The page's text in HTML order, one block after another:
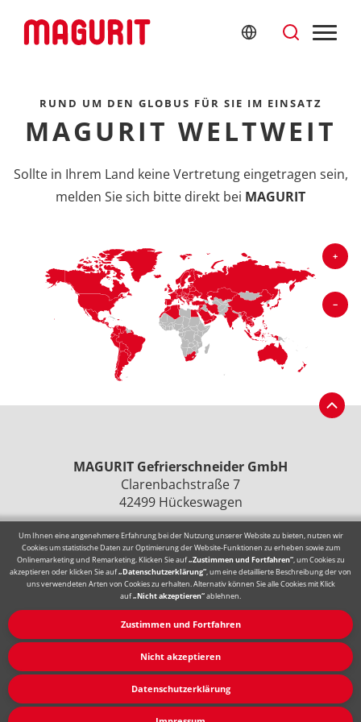
RUND UM DEN GLOBUS FÜR SIE IM EINSATZ
MAGURIT WELTWEIT
Sollte in Ihrem Land keine Vertretung eingetragen sein,
melden Sie sich bitte direkt bei MAGURIT
+
−
MAGURIT Gefrierschneider GmbH
Clarenbachstraße 7
42499 Hückeswagen
Fon+49 (0)2192 93639-0
Mailmagurit@magurit.de
» Datenschutzerklärung
» Impressum
© 2026 MAGURIT Gefrierschneider GmbH
Um Ihnen eine angenehmere Erfahrung bei der Nutzung unserer Website zu bieten, nutzen wir
Cookies um statistische Daten zur Optimierung der Website-Funktionen zu erheben sowie zum
Onlinemarketing und Remarketing. Klicken Sie auf„Zustimmen und Fortfahren“, um Cookies zu
akzeptieren oder klicken Sie auf„Datenschutzerklärung“, um eine detaillierte Beschreibung der von
uns verwendeten Arten von Cookies zu erhalten. Alternativ können Sie alle Cookies mit Klick
auf„Nicht akzeptieren“ablehnen.
Zustimmen und Fortfahren
Nicht akzeptieren
Datenschutzerklärung